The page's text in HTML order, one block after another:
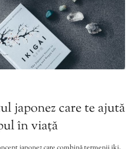
japonez care te ajută
în viață